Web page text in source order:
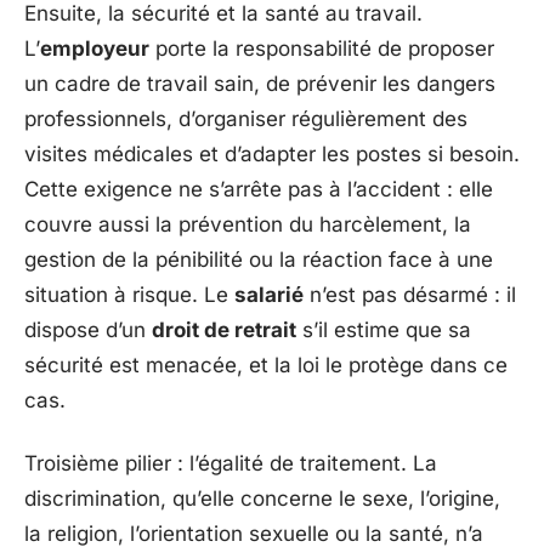
Ensuite, la sécurité et la santé au travail.
L’employeur porte la responsabilité de proposer
un cadre de travail sain, de prévenir les dangers
professionnels, d’organiser régulièrement des
visites médicales et d’adapter les postes si besoin.
Cette exigence ne s’arrête pas à l’accident : elle
couvre aussi la prévention du harcèlement, la
gestion de la pénibilité ou la réaction face à une
situation à risque. Le salarié n’est pas désarmé : il
dispose d’un droit de retrait s’il estime que sa
sécurité est menacée, et la loi le protège dans ce
cas.
Troisième pilier : l’égalité de traitement. La
discrimination, qu’elle concerne le sexe, l’origine,
la religion, l’orientation sexuelle ou la santé, n’a